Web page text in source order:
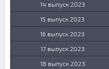
14 выпуск 2023
15 выпуск 2023
16 выпуск 2023
17 выпуск 2023
18 выпуск 2023